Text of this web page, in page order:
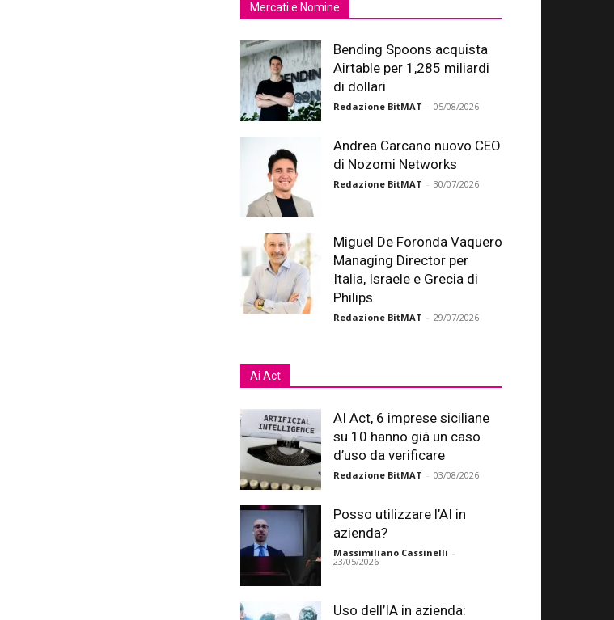
Mercati e Nomine
Bending Spoons acquista
Airtable per 1,285 miliardi
di dollari
Redazione BitMAT - 05/08/2026
Andrea Carcano nuovo CEO
di Nozomi Networks
Redazione BitMAT - 30/07/2026
Miguel De Foronda Vaquero
Managing Director per
Italia, Israele e Grecia di
Philips
Redazione BitMAT - 29/07/2026
Ai Act
AI Act, 6 imprese siciliane
su 10 hanno già un caso
d’uso da verificare
Redazione BitMAT - 03/08/2026
Posso utilizzare l’AI in
azienda?
Massimiliano Cassinelli -
23/05/2026
Uso dell’IA in azienda: